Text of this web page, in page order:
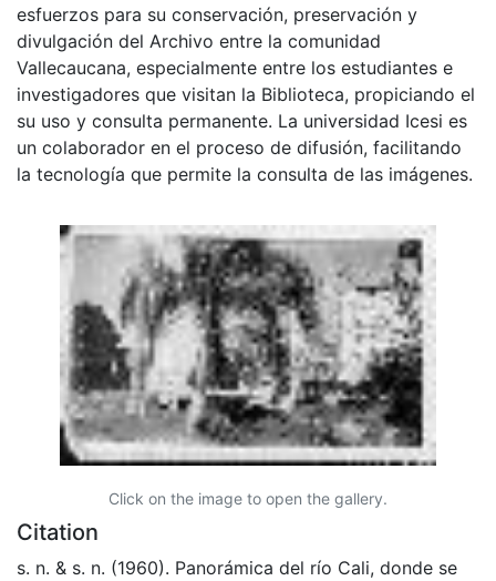
esfuerzos para su conservación, preservación y
divulgación del Archivo entre la comunidad
Vallecaucana, especialmente entre los estudiantes e
investigadores que visitan la Biblioteca, propiciando el
su uso y consulta permanente. La universidad Icesi es
un colaborador en el proceso de difusión, facilitando
la tecnología que permite la consulta de las imágenes.
Click on the image to open the gallery.
Citation
s. n. & s. n. (1960). Panorámica del río Cali, donde se